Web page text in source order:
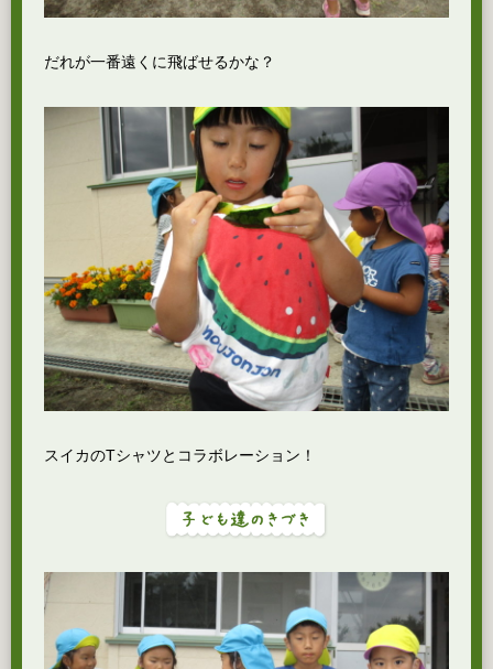
だれが一番遠くに飛ばせるかな？
スイカのTシャツとコラボレーション！